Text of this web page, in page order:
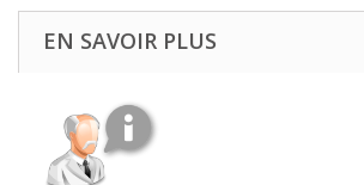
EN SAVOIR PLUS